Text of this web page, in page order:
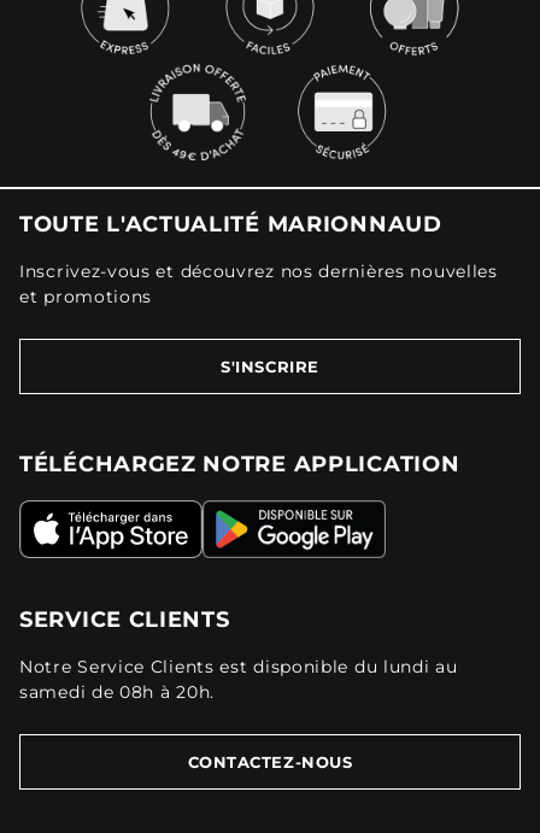
TOUTE L'ACTUALITÉ MARIONNAUD
Inscrivez-vous et découvrez nos dernières nouvelles
et promotions
S'INSCRIRE
TÉLÉCHARGEZ NOTRE APPLICATION
SERVICE CLIENTS
Notre Service Clients est disponible du lundi au
samedi de 08h à 20h.
CONTACTEZ-NOUS